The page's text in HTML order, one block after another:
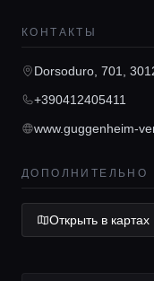
Локации
Гиды
КОНТАКТЫ
Dorsoduro, 701,
+390412405411
www.guggenheim-
ДОПОЛНИТЕЛЬНО
Открыть в картах